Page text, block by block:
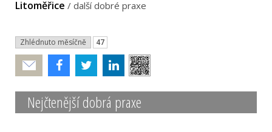
Litoměřice / další dobré praxe
Zhlédnuto měsíčně 47
Poslat
Nejčtenější dobrá praxe